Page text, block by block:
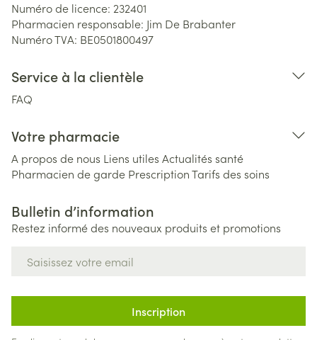
Numéro de licence: 232401
Pharmacien responsable: Jim De Brabanter
Numéro TVA: BE0501800497
Service à la clientèle
FAQ
Votre pharmacie
A propos de nous Liens utiles Actualités santé
Pharmacien de garde PrescriptionTarifs des soins
Bulletin d’information
Restez informé des nouveaux produits et promotions
Inscription